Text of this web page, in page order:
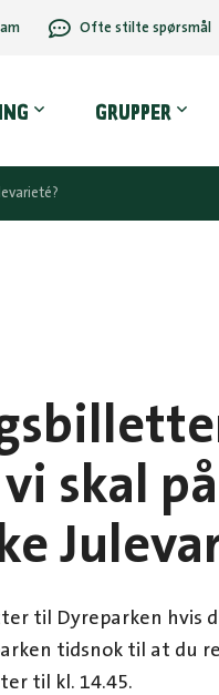
Ofte stilte spørsmål
GRUPPER
skal på
til Dyreparken hvis
tidsnok til at du
til kl. 14.45.